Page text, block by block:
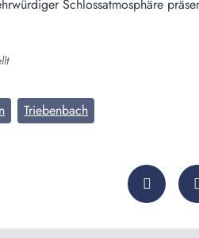
Schlossatmosphäre
Triebenbach